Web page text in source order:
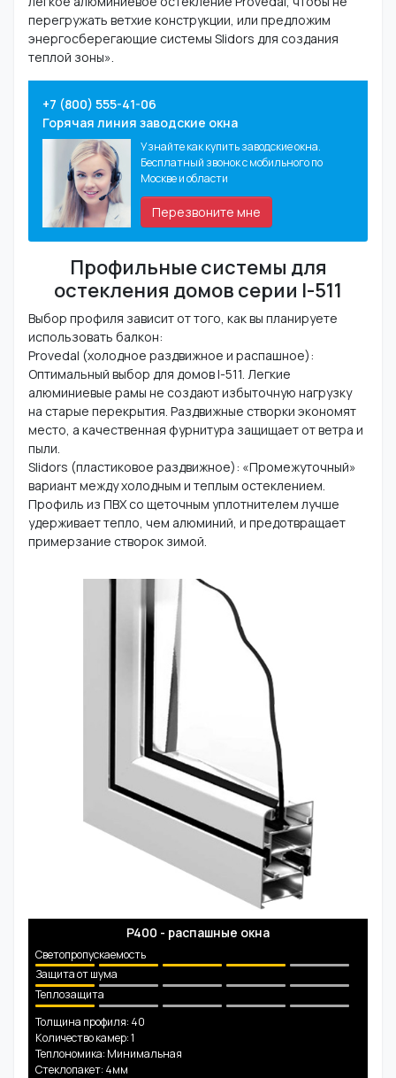
перегружать ветхие конструкции, или предложим
энергосберегающие системы Slidors для создания
теплой зоны».
+7 (800) 555-41-06
Горячая линия заводские окна
Узнайте как купить заводские окна.
Бесплатный звонок с мобильного по
Москве и области
Перезвоните мне
Профильные системы для
остекления домов серии I-511
Выбор профиля зависит от того, как вы планируете
использовать балкон:
Provedal (холодное раздвижное и распашное):
Оптимальный выбор для домов I-511. Легкие
алюминиевые рамы не создают избыточную нагрузку
на старые перекрытия. Раздвижные створки экономят
место, а качественная фурнитура защищает от ветра и
пыли.
Slidors (пластиковое раздвижное): «Промежуточный»
вариант между холодным и теплым остеклением.
Профиль из ПВХ со щеточным уплотнителем лучше
удерживает тепло, чем алюминий, и предотвращает
примерзание створок зимой.
P400 - распашные окна
Светопропускаемость
Защита от шума
Теплозащита
Толщина профиля: 40
Количество камер: 1
Теплономика: Минимальная
Стеклопакет: 4мм